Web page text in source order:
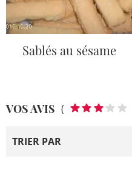
Sablés au sésame
VOS AVIS (
TRIER PAR